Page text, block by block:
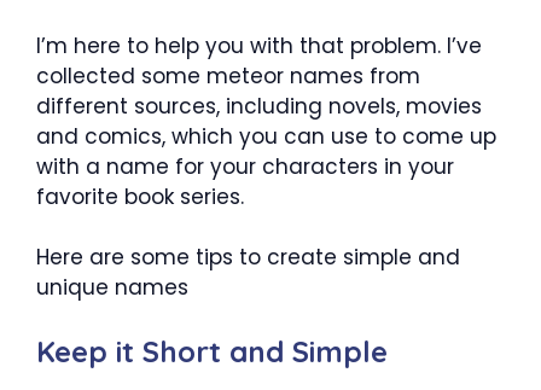
I’m here to help you with that problem. I’ve
collected some meteor names from
different sources, including novels, movies
and comics, which you can use to come up
with a name for your characters in your
favorite book series.
Here are some tips to create simple and
unique names
Keep it Short and Simple